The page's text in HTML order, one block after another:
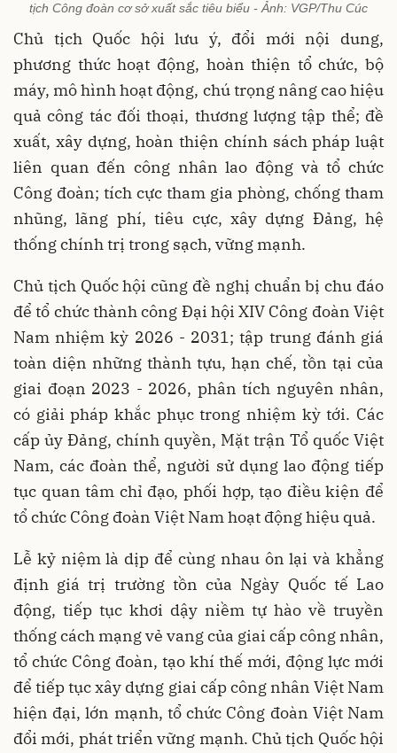
tịch Công đoàn cơ sở xuất sắc tiêu biểu - Ảnh: VGP/Thu Cúc
Chủ tịch Quốc hội lưu ý, đổi mới nội dung,
phương thức hoạt động, hoàn thiện tổ chức, bộ
máy, mô hình hoạt động, chú trọng nâng cao hiệu
quả công tác đối thoại, thương lượng tập thể; đề
xuất, xây dựng, hoàn thiện chính sách pháp luật
liên quan đến công nhân lao động và tổ chức
Công đoàn; tích cực tham gia phòng, chống tham
nhũng, lãng phí, tiêu cực, xây dựng Đảng, hệ
thống chính trị trong sạch, vững mạnh.
Chủ tịch Quốc hội cũng đề nghị chuẩn bị chu đáo
để tổ chức thành công Đại hội XIV Công đoàn Việt
Nam nhiệm kỳ 2026 - 2031; tập trung đánh giá
toàn diện những thành tựu, hạn chế, tồn tại của
giai đoạn 2023 - 2026, phân tích nguyên nhân,
có giải pháp khắc phục trong nhiệm kỳ tới. Các
cấp ủy Đảng, chính quyền, Mặt trận Tổ quốc Việt
Nam, các đoàn thể, người sử dụng lao động tiếp
tục quan tâm chỉ đạo, phối hợp, tạo điều kiện để
tổ chức Công đoàn Việt Nam hoạt động hiệu quả.
Lễ kỷ niệm là dịp để cùng nhau ôn lại và khẳng
định giá trị trường tồn của Ngày Quốc tế Lao
động, tiếp tục khơi dậy niềm tự hào về truyền
thống cách mạng vẻ vang của giai cấp công nhân,
tổ chức Công đoàn, tạo khí thế mới, động lực mới
để tiếp tục xây dựng giai cấp công nhân Việt Nam
hiện đại, lớn mạnh, tổ chức Công đoàn Việt Nam
đổi mới, phát triển vững mạnh. Chủ tịch Quốc hội